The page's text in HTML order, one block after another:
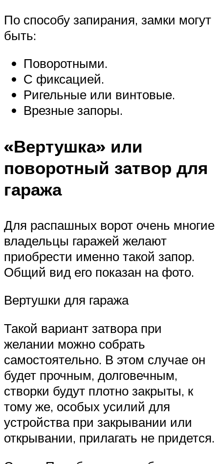
По способу запирания, замки могут
быть:
Поворотными.
С фиксацией.
Ригельные или винтовые.
Врезные запоры.
«Вертушка» или
поворотный затвор для
гаража
Для распашных ворот очень многие
владельцы гаражей желают
приобрести именно такой запор.
Общий вид его показан на фото.
Вертушки для гаража
Такой вариант затвора при
желании можно собрать
самостоятельно. В этом случае он
будет прочным, долговечным,
створки будут плотно закрыты, к
тому же, особых усилий для
устройства при закрывании или
открывании, прилагать не придется.